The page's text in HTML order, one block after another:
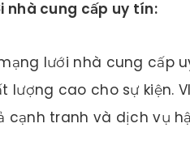
nhà cung cấp uy tín:
mạng lưới nhà cung
lượng cao cho sự kiện.
cạnh tranh và dịch vụ